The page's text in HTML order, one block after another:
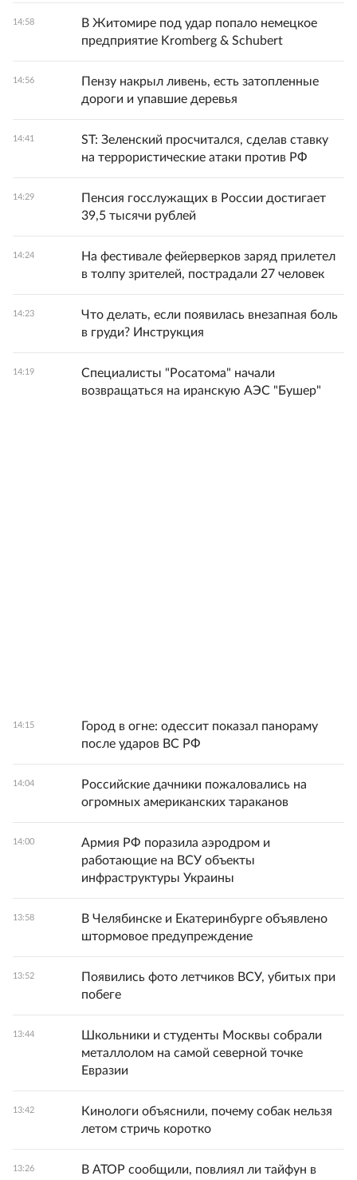
14:58
В Житомире под удар попало немецкое
предприятие Kromberg & Schubert
14:56
Пензу накрыл ливень, есть затопленные
дороги и упавшие деревья
14:41
ST: Зеленский просчитался, сделав ставку
на террористические атаки против РФ
14:29
Пенсия госслужащих в России достигает
39,5 тысячи рублей
14:24
На фестивале фейерверков заряд прилетел
в толпу зрителей, пострадали 27 человек
14:23
Что делать, если появилась внезапная боль
в груди? Инструкция
14:19
Специалисты "Росатома" начали
возвращаться на иранскую АЭС "Бушер"
14:15
Город в огне: одессит показал панораму
после ударов ВС РФ
14:04
Российские дачники пожаловались на
огромных американских тараканов
14:00
Армия РФ поразила аэродром и
работающие на ВСУ объекты
инфраструктуры Украины
13:58
В Челябинске и Екатеринбурге объявлено
штормовое предупреждение
13:52
Появились фото летчиков ВСУ, убитых при
побеге
13:44
Школьники и студенты Москвы собрали
металлолом на самой северной точке
Евразии
13:42
Кинологи объяснили, почему собак нельзя
летом стричь коротко
13:26
В АТОР сообщили, повлиял ли тайфун в